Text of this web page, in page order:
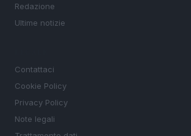
Redazione
Ultime notizie
Contattaci
Cookie Policy
Privacy Policy
Note legali